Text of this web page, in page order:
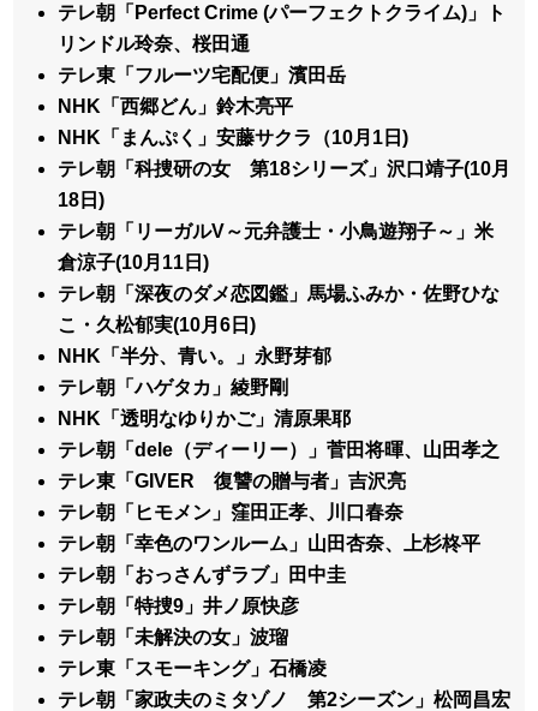
テレ朝「Perfect Crime (パーフェクトクライム)」ト
リンドル玲奈、桜田通
テレ東「フルーツ宅配便」濱田岳
NHK「西郷どん」鈴木亮平
NHK「まんぷく」安藤サクラ（10月1日)
テレ朝「科捜研の女 第18シリーズ」沢口靖子(10月
18日)
テレ朝「リーガルV～元弁護士・小鳥遊翔子～」米
倉涼子(10月11日)
テレ朝「深夜のダメ恋図鑑」馬場ふみか・佐野ひな
こ・久松郁実(10月6日)
NHK「半分、青い。」永野芽郁
テレ朝「ハゲタカ」綾野剛
NHK「透明なゆりかご」清原果耶
テレ朝「dele（ディーリー）」菅田将暉、山田孝之
テレ東「GIVER 復讐の贈与者」吉沢亮
テレ朝「ヒモメン」窪田正孝、川口春奈
テレ朝「幸色のワンルーム」山田杏奈、上杉柊平
テレ朝「おっさんずラブ」田中圭
テレ朝「特捜9」井ノ原快彦
テレ朝「未解決の女」波瑠
テレ東「スモーキング」石橋凌
テレ朝「家政夫のミタゾノ 第2シーズン」松岡昌宏